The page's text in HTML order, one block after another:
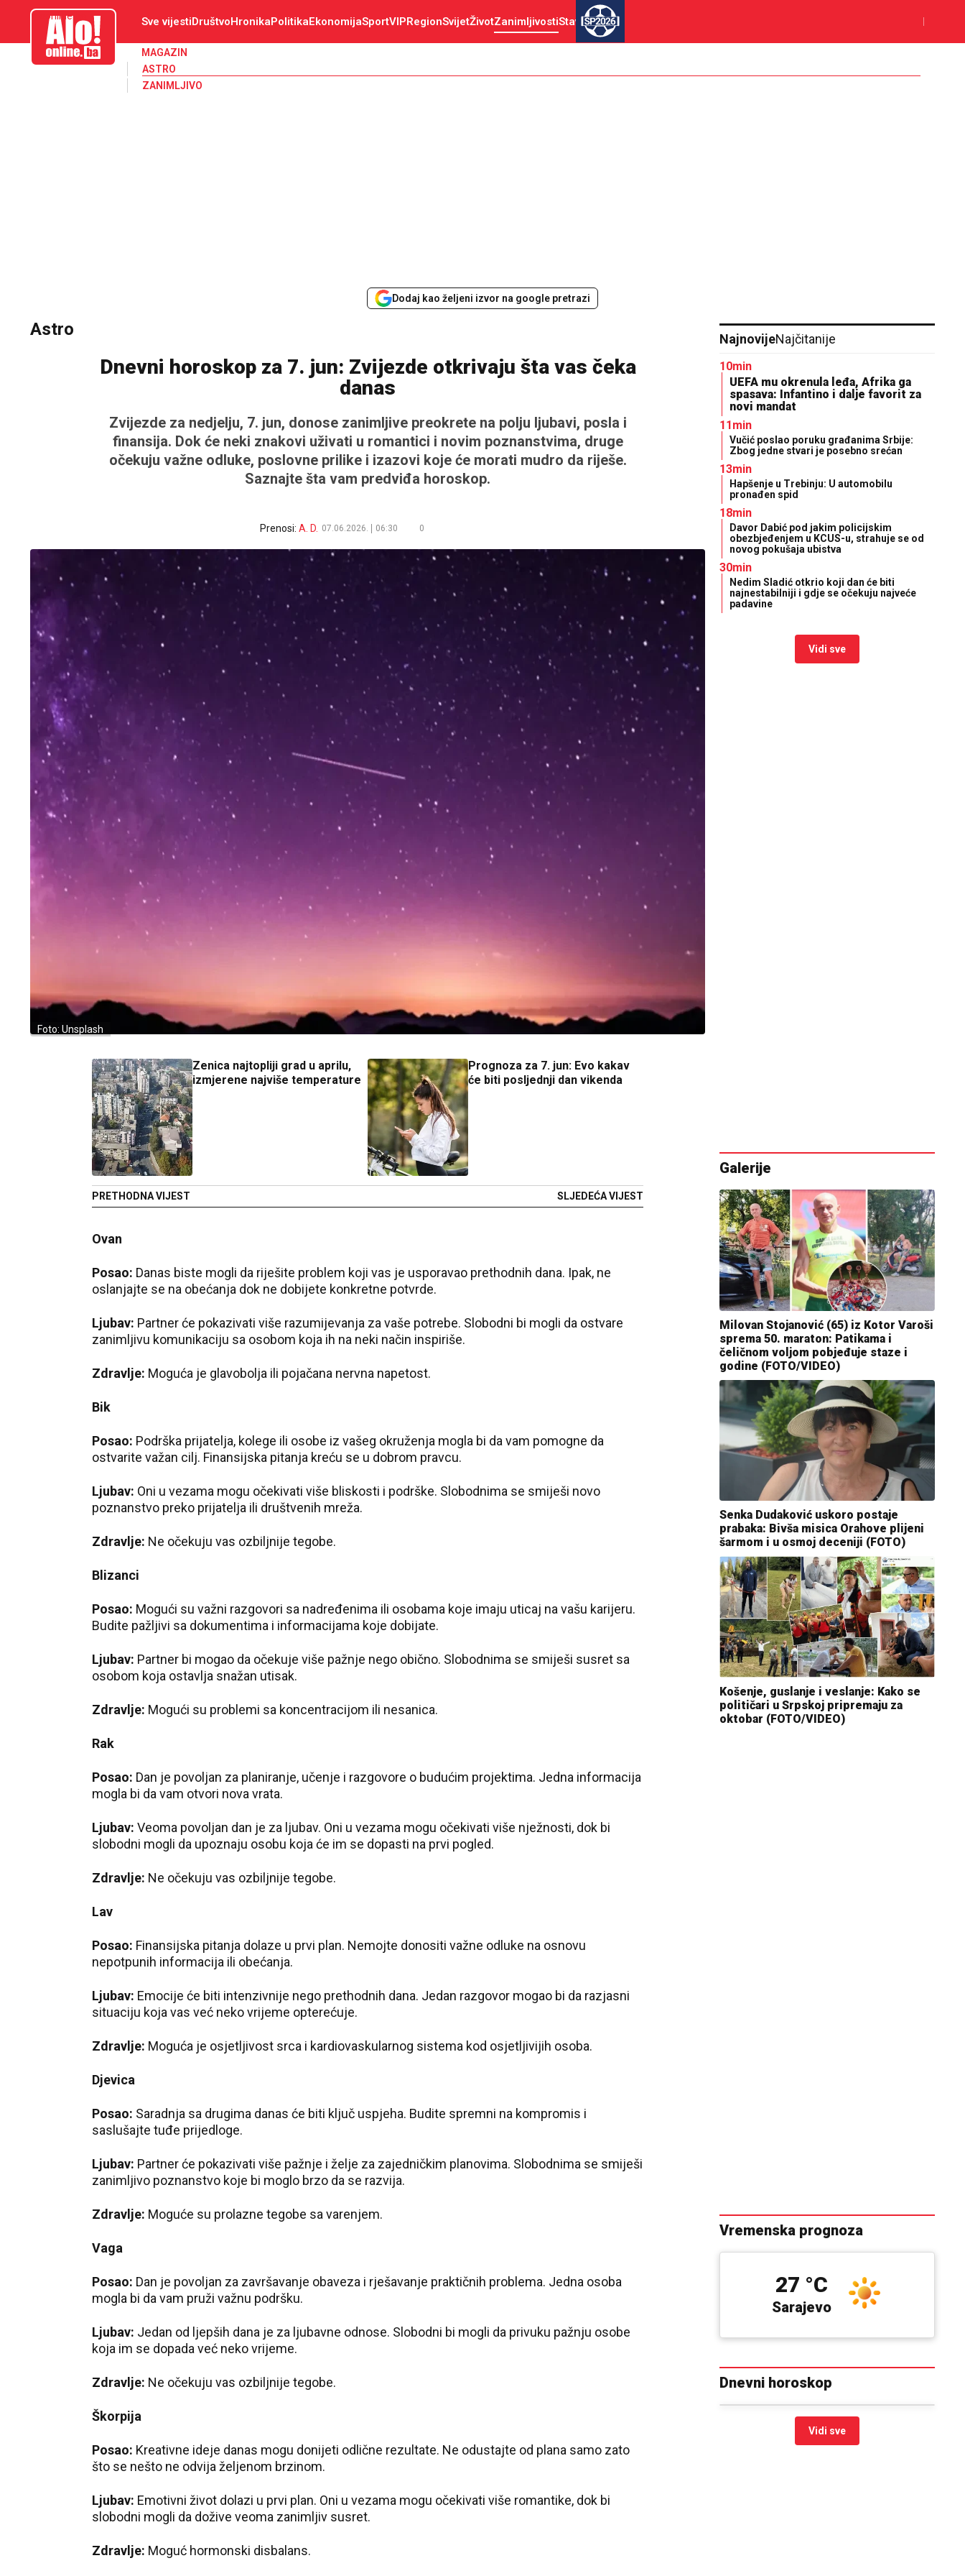
aloonline.ba Sve vijestiDruštvoHronikaPolitikaEkonomijaSportVIPRegionSvijetŽivotZanimljivostiStav SP2026
MAGAZIN
ASTRO
ZANIMLJIVO
Dodaj kao željeni izvor na google pretrazi
Astro
Dnevni horoskop za 7. jun: Zvijezde otkrivaju šta vas čeka
danas
Zvijezde za nedjelju, 7. jun, donose zanimljive preokrete na polju ljubavi, posla i
finansija. Dok će neki znakovi uživati u romantici i novim poznanstvima, druge
očekuju važne odluke, poslovne prilike i izazovi koje će morati mudro da riješe.
Saznajte šta vam predviđa horoskop.
Prenosi: A. D. 07.06.2026. 06:30 0
Foto: Unsplash
Zenica najtopliji grad u aprilu,
izmjerene najviše temperature
PRETHODNA VIJEST
Prognoza za 7. jun: Evo kakav
će biti posljednji dan vikenda
SLJEDEĆA VIJEST
Ovan
Posao: Danas biste mogli da riješite problem koji vas je usporavao prethodnih dana. Ipak, ne
oslanjajte se na obećanja dok ne dobijete konkretne potvrde.
Ljubav: Partner će pokazivati više razumijevanja za vaše potrebe. Slobodni bi mogli da ostvare
zanimljivu komunikaciju sa osobom koja ih na neki način inspiriše.
Zdravlje: Moguća je glavobolja ili pojačana nervna napetost.
Bik
Posao: Podrška prijatelja, kolege ili osobe iz vašeg okruženja mogla bi da vam pomogne da
ostvarite važan cilj. Finansijska pitanja kreću se u dobrom pravcu.
Ljubav: Oni u vezama mogu očekivati više bliskosti i podrške. Slobodnima se smiješi novo
poznanstvo preko prijatelja ili društvenih mreža.
Zdravlje: Ne očekuju vas ozbiljnije tegobe.
Blizanci
Posao: Mogući su važni razgovori sa nadređenima ili osobama koje imaju uticaj na vašu karijeru.
Budite pažljivi sa dokumentima i informacijama koje dobijate.
Ljubav: Partner bi mogao da očekuje više pažnje nego obično. Slobodnima se smiješi susret sa
osobom koja ostavlja snažan utisak.
Zdravlje: Mogući su problemi sa koncentracijom ili nesanica.
Rak
Posao: Dan je povoljan za planiranje, učenje i razgovore o budućim projektima. Jedna informacija
mogla bi da vam otvori nova vrata.
Ljubav: Veoma povoljan dan je za ljubav. Oni u vezama mogu očekivati više nježnosti, dok bi
slobodni mogli da upoznaju osobu koja će im se dopasti na prvi pogled.
Zdravlje: Ne očekuju vas ozbiljnije tegobe.
Lav
Posao: Finansijska pitanja dolaze u prvi plan. Nemojte donositi važne odluke na osnovu
nepotpunih informacija ili obećanja.
Ljubav: Emocije će biti intenzivnije nego prethodnih dana. Jedan razgovor mogao bi da razjasni
situaciju koja vas već neko vrijeme opterećuje.
Zdravlje: Moguća je osjetljivost srca i kardiovaskularnog sistema kod osjetljivijih osoba.
Djevica
Posao: Saradnja sa drugima danas će biti ključ uspjeha. Budite spremni na kompromis i
saslušajte tuđe prijedloge.
Ljubav: Partner će pokazivati više pažnje i želje za zajedničkim planovima. Slobodnima se smiješi
zanimljivo poznanstvo koje bi moglo brzo da se razvija.
Zdravlje: Moguće su prolazne tegobe sa varenjem.
Vaga
Posao: Dan je povoljan za završavanje obaveza i rješavanje praktičnih problema. Jedna osoba
mogla bi da vam pruži važnu podršku.
Ljubav: Jedan od ljepših dana je za ljubavne odnose. Slobodni bi mogli da privuku pažnju osobe
koja im se dopada već neko vrijeme.
Zdravlje: Ne očekuju vas ozbiljnije tegobe.
Škorpija
Posao: Kreativne ideje danas mogu donijeti odlične rezultate. Ne odustajte od plana samo zato
što se nešto ne odvija željenom brzinom.
Ljubav: Emotivni život dolazi u prvi plan. Oni u vezama mogu očekivati više romantike, dok bi
slobodni mogli da dožive veoma zanimljiv susret.
Zdravlje: Moguć hormonski disbalans.
NajnovijeNajčitanije
10min
UEFA mu okrenula leđa, Afrika ga
spasava: Infantino i dalje favorit za
novi mandat
11min
Vučić poslao poruku građanima Srbije:
Zbog jedne stvari je posebno srećan
13min
Hapšenje u Trebinju: U automobilu
pronađen spid
18min
Davor Dabić pod jakim policijskim
obezbjeđenjem u KCUS-u, strahuje se od
novog pokušaja ubistva
30min
Nedim Sladić otkrio koji dan će biti
najnestabilniji i gdje se očekuju najveće
padavine
Vidi sve
Galerije
Milovan Stojanović (65) iz Kotor Varoši
sprema 50. maraton: Patikama i
čeličnom voljom pobjeđuje staze i
godine (FOTO/VIDEO)
Senka Dudaković uskoro postaje
prabaka: Bivša misica Orahove plijeni
šarmom i u osmoj deceniji (FOTO)
Košenje, guslanje i veslanje: Kako se
političari u Srpskoj pripremaju za
oktobar (FOTO/VIDEO)
Vremenska prognoza
26 °C
Sarajevo
27 °C
Dnevni horoskop
Vidi sve